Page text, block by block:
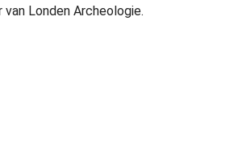
van Londen Archeologie.